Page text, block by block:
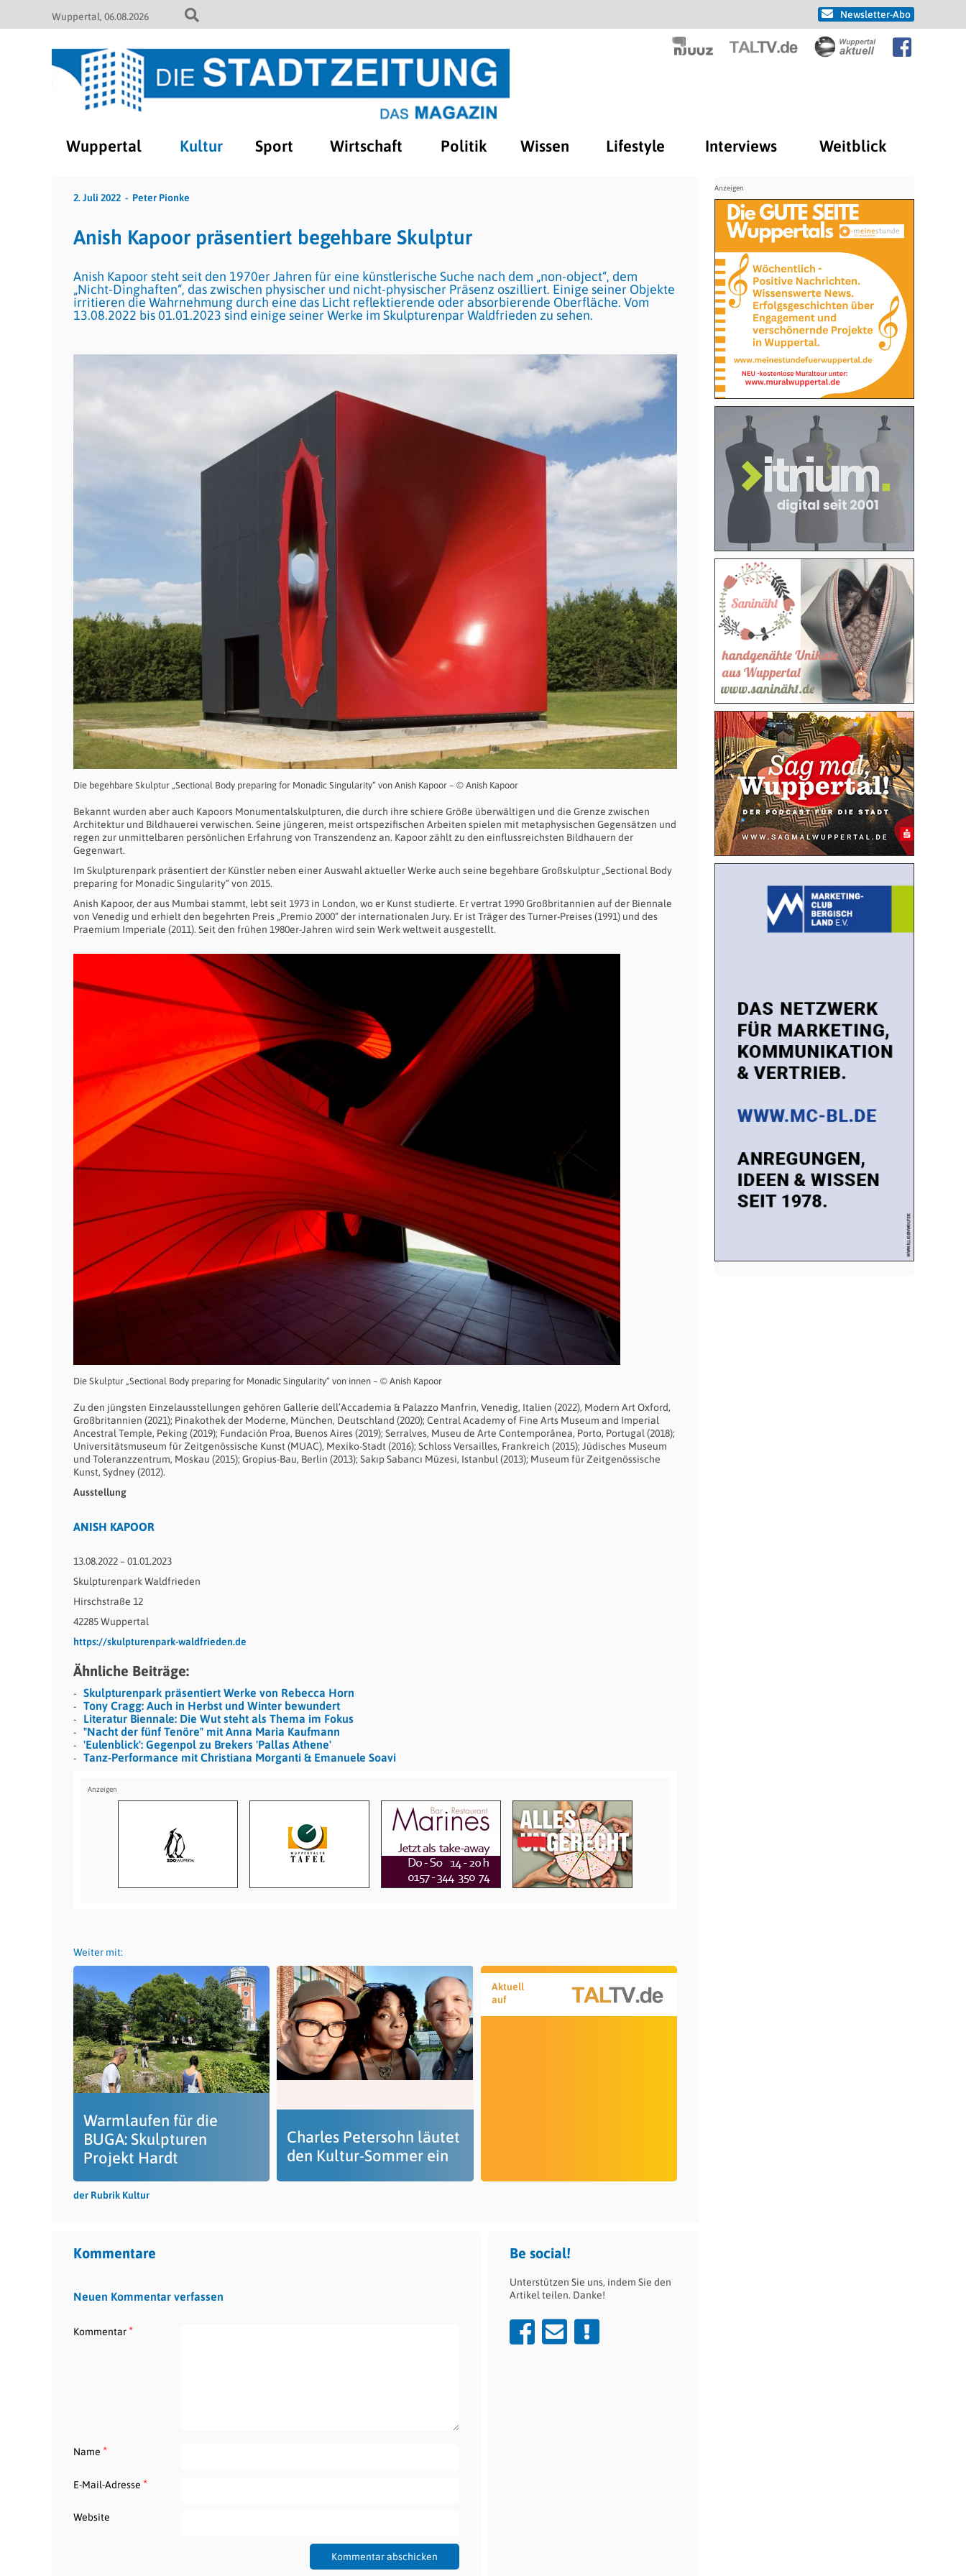
Wuppertal 06.08.2026 Newsletter-Abo
Wuppertal Kultur Sport Wirtschaft Politik Wissen Lifestyle Interviews Weitblick
2. Juli 2022 Peter Pionke
Anish Kapoor präsentiert begehbare Skulptur
Anish Kapoor steht seit den 1970er Jahren für eine künstlerische Suche nach dem „non-object“, dem
„Nicht-Dinghaften“, das zwischen physischer und nicht-physischer Präsenz oszilliert. Einige seiner Objekte
irritieren die Wahrnehmung durch eine das Licht reflektierende oder absorbierende Oberfläche. Vom
13.08.2022 bis 01.01.2023 sind einige seiner Werke im Skulpturenpar Waldfrieden zu sehen.
Die begehbare Skulptur „Sectional Body preparing for Monadic Singularity“ von Anish Kapoor – © Anish Kapoor
Bekannt wurden aber auch Kapoors Monumentalskulpturen, die durch ihre schiere Größe überwältigen und die Grenze zwischen
Architektur und Bildhauerei verwischen. Seine jüngeren, meist ortspezifischen Arbeiten spielen mit metaphysischen Gegensätzen und
regen zur unmittelbaren persönlichen Erfahrung von Transzendenz an. Kapoor zählt zu den einflussreichsten Bildhauern der
Gegenwart.
Im Skulpturenpark präsentiert der Künstler neben einer Auswahl aktueller Werke auch seine begehbare Großskulptur „Sectional Body
preparing for Monadic Singularity“ von 2015.
Anish Kapoor, der aus Mumbai stammt, lebt seit 1973 in London, wo er Kunst studierte. Er vertrat 1990 Großbritannien auf der Biennale
von Venedig und erhielt den begehrten Preis „Premio 2000“ der internationalen Jury. Er ist Träger des Turner-Preises (1991) und des
Praemium Imperiale (2011). Seit den frühen 1980er-Jahren wird sein Werk weltweit ausgestellt.
Die Skulptur „Sectional Body preparing for Monadic Singularity“ von innen – © Anish Kapoor
Zu den jüngsten Einzelausstellungen gehören Gallerie dell’Accademia & Palazzo Manfrin, Venedig, Italien (2022), Modern Art Oxford,
Großbritannien (2021); Pinakothek der Moderne, München, Deutschland (2020); Central Academy of Fine Arts Museum and Imperial
Ancestral Temple, Peking (2019); Fundación Proa, Buenos Aires (2019); Serralves, Museu de Arte Contemporânea, Porto, Portugal (2018);
Universitätsmuseum für Zeitgenössische Kunst (MUAC), Mexiko-Stadt (2016); Schloss Versailles, Frankreich (2015); Jüdisches Museum
und Toleranzzentrum, Moskau (2015); Gropius-Bau, Berlin (2013); Sakıp Sabancı Müzesi, Istanbul (2013); Museum für Zeitgenössische
Kunst, Sydney (2012).
Ausstellung
ANISH KAPOOR
13.08.2022 – 01.01.2023
Skulpturenpark Waldfrieden
Hirschstraße 12
42285 Wuppertal
https://skulpturenpark-waldfrieden.de
Ähnliche Beiträge:
Skulpturenpark präsentiert Werke von Rebecca Horn
Tony Cragg: Auch in Herbst und Winter bewundert
Literatur Biennale: Die Wut steht als Thema im Fokus
"Nacht der fünf Tenöre" mit Anna Maria Kaufmann
'Eulenblick': Gegenpol zu Brekers 'Pallas Athene'
Tanz-Performance mit Christiana Morganti & Emanuele Soavi
Weiter mit:
Warmlaufen für die
BUGA: Skulpturen
Projekt Hardt
Charles Petersohn läutet
den Kultur-Sommer ein
Aktuell
auf
der Rubrik Kultur
Kommentare
Neuen Kommentar verfassen
Kommentar*
Name *
E-Mail-Adresse *
Website
Be social!
Unterstützen Sie uns, indem Sie den
Artikel teilen. Danke!